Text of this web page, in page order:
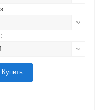
Купить